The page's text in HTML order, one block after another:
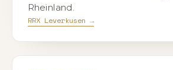
Rheinland.
RRX Leverkusen →